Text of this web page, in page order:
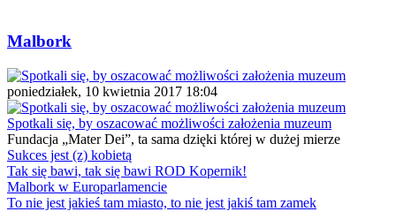
Malbork
poniedziałek, 10 kwietnia 2017 18:04
Spotkali się, by oszacować możliwości założenia muzeum
Fundacja „Mater Dei”, ta sama dzięki której w dużej mierze
Sukces jest (z) kobietą
Tak się bawi, tak się bawi ROD Kopernik!
Malbork w Europarlamencie
To nie jest jakieś tam miasto, to nie jest jakiś tam zamek